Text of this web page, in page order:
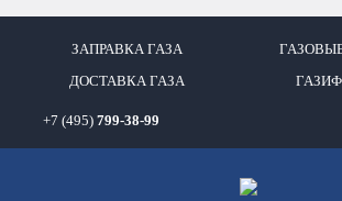
ЗАПРАВКА ГАЗА
ДОСТАВКА ГАЗА
+7 (495) 799-38-99